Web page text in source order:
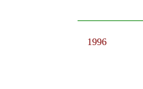
1996